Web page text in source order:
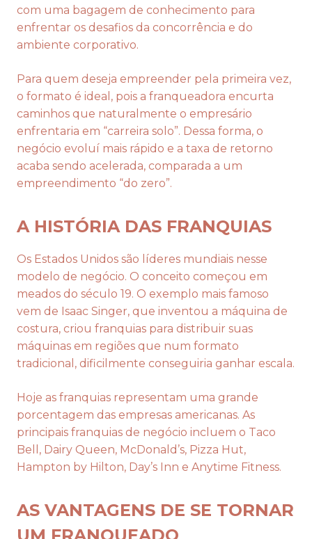
com uma bagagem de conhecimento para
enfrentar os desafios da concorrência e do
ambiente corporativo.
Para quem deseja empreender pela primeira vez,
o formato é ideal, pois a franqueadora encurta
caminhos que naturalmente o empresário
enfrentaria em “carreira solo”. Dessa forma, o
negócio evoluí mais rápido e a taxa de retorno
acaba sendo acelerada, comparada a um
empreendimento “do zero”.
A HISTÓRIA DAS FRANQUIAS
Os Estados Unidos são líderes mundiais nesse
modelo de negócio. O conceito começou em
meados do século 19. O exemplo mais famoso
vem de Isaac Singer, que inventou a máquina de
costura, criou franquias para distribuir suas
máquinas em regiões que num formato
tradicional, dificilmente conseguiria ganhar escala.
Hoje as franquias representam uma grande
porcentagem das empresas americanas. As
principais franquias de negócio incluem o Taco
Bell, Dairy Queen, McDonald’s, Pizza Hut,
Hampton by Hilton, Day’s Inn e Anytime Fitness.
AS VANTAGENS DE SE TORNAR
UM FRANQUEADO